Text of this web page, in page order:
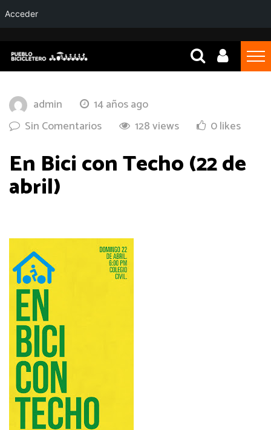
admin
14 años ago
Sin Comentarios
128 views 0 likes
En Bici con Techo (22 de
abril)
Acceder